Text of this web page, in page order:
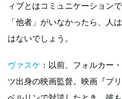
ィブとはコミュニケーション
「他者」がいなかったら、人
はないでしょう。
ヴァスケ ：以前、フォルカー
ツ出身の映画監督。映画『ブ